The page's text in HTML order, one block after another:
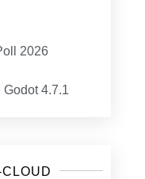
2026
4.7.1